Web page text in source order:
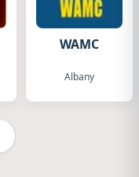
WAMC
Albany